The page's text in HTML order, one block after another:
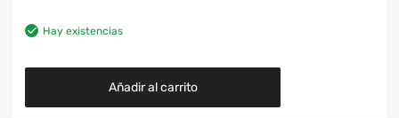
Hay existencias
Añadir al carrito